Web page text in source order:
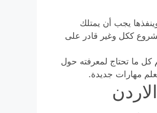
يجب أن يمتلك
ككل وغير قادر على
كل ما تحتاج لمعرفته حول
مهارات جديدة.